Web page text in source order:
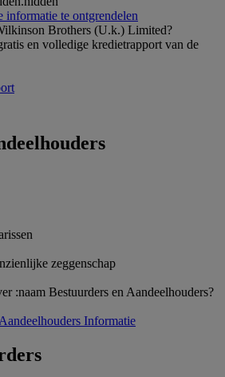
Brothers (U.k.) Limited?
en volledige kredietrapport van de
zeggenschap
:naam Bestuurders en Aandeelhouders?
Informatie